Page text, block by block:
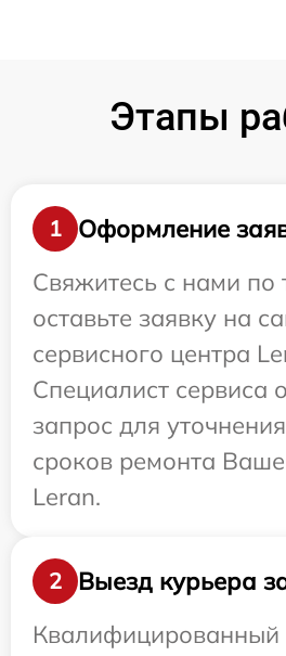
Этапы
1
Оформление
Свяжитесь с нами по
оставьте заявку на
сервисного центра
Специалист сервиса
запрос для
сроков ремонта
Leran.
2
Выезд курьера